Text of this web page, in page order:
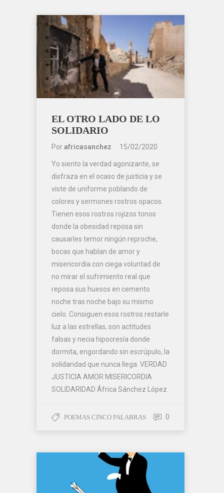
EL OTRO LADO DE LO
SOLIDARIO
Porafricasanchez 15/02/2020
Yo siento la verdad agonizante, se
disfraza en el ocaso de justicia y se
viste de uniforme poblando de
colores y sermones rostros opacos.
Tienen esos rostros rojizos tonos
donde la obesidad reposa sin
causarles temor ningún reproche,
bocas que hablan de amor y
misericordia con ciega voluntad de
no mirar el sufrimiento real que
reposa sus huesos en cemento
noche tras noche bajo su mismo
cielo. Consiguen esos rostros restarle
luz a las estrellas, son actitudes
falsas y necia hipocresía donde
dormita, engordando sin escrúpulo, la
solidaridad que nunca llega. VERDAD
JUSTICIA AMOR MISERICORDIA
SOLIDARIDAD África Sánchez López
POEMAS CINCO PALABRAS 0